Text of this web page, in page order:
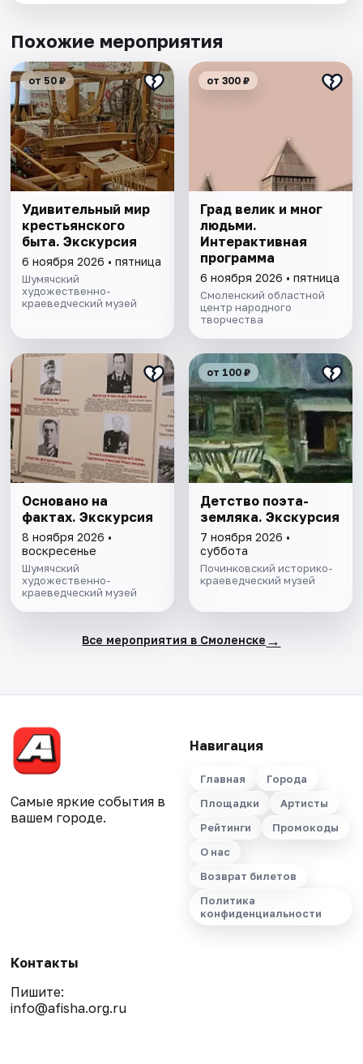
Похожие мероприятия
от 50 ₽
Удивительный мир
крестьянского
быта. Экскурсия
6 ноября 2026 • пятница
Шумячский
художественно-
краеведческий музей
от 300 ₽
Град велик и мног
людьми.
Интерактивная
программа
6 ноября 2026 • пятница
Смоленский областной
центр народного
творчества
Основано на
фактах. Экскурсия
8 ноября 2026 •
воскресенье
Шумячский
художественно-
краеведческий музей
от 100 ₽
Детство поэта-
земляка. Экскурсия
7 ноября 2026 •
суббота
Починковский историко-
краеведческий музей
Все мероприятия в Смоленске →
Самые яркие события в
вашем городе.
Навигация
Главная
Города
Площадки
Артисты
Рейтинги
Промокоды
О нас
Возврат билетов
Политика
конфиденциальности
Контакты
Пишите:
info@afisha.org.ru